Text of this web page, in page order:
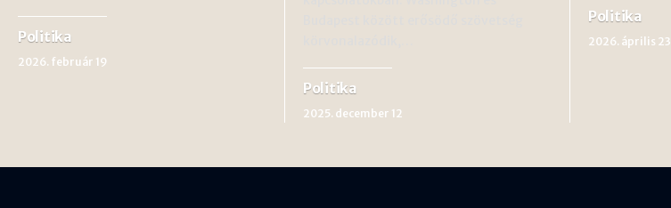
Politika
2026. február 19
Politika
2025. december 12
Politika
2026. április 23